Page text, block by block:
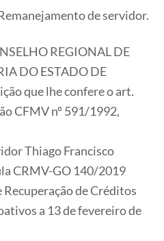
de servidor.
REGIONAL DE
DO ESTADO DE
que lhe confere o art.
CFMV nº 591/1992,
Thiago Francisco
CRMV-GO 140/2019
de Créditos
a 13 de fevereiro de